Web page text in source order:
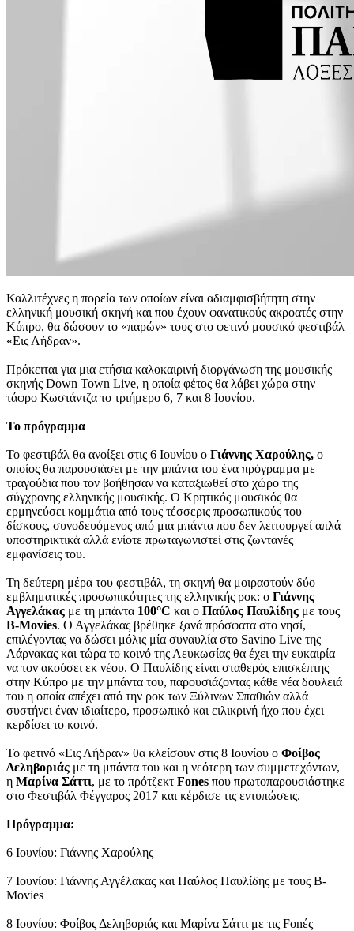
Καλλιτέχνες η πορεία των οποίων είναι αδιαμφισβήτητη στην
ελληνική μουσική σκηνή και που έχουν φανατικούς ακροατές στην
Κύπρο, θα δώσουν το «παρών» τους στο φετινό μουσικό φεστιβάλ
«Εις Λήδραν».
Πρόκειται για μια ετήσια καλοκαιρινή διοργάνωση της μουσικής
σκηνής Down Town Live, η οποία φέτος θα λάβει χώρα στην
τάφρο Κωστάντζα το τριήμερο 6, 7 και 8 Ιουνίου.
Το πρόγραμμα
Το φεστιβάλ θα ανοίξει στις 6 Ιουνίου ο Γιάννης Χαρούλης, ο
οποίος θα παρουσιάσει με την μπάντα του ένα πρόγραμμα με
τραγούδια που τον βοήθησαν να καταξιωθεί στο χώρο της
σύγχρονης ελληνικής μουσικής. Ο Κρητικός μουσικός θα
ερμηνεύσει κομμάτια από τους τέσσερις προσωπικούς του
δίσκους, συνοδευόμενος από μια μπάντα που δεν λειτουργεί απλά
υποστηρικτικά αλλά ενίοτε πρωταγωνιστεί στις ζωντανές
εμφανίσεις του.
Τη δεύτερη μέρα του φεστιβάλ, τη σκηνή θα μοιραστούν δύο
εμβληματικές προσωπικότητες της ελληνικής ροκ: ο Γιάννης
Αγγελάκας με τη μπάντα 100°C και ο Παύλος Παυλίδης με τους
B-Movies. Ο Αγγελάκας βρέθηκε ξανά πρόσφατα στο νησί,
επιλέγοντας να δώσει μόλις μία συναυλία στο Savino Live της
Λάρνακας και τώρα το κοινό της Λευκωσίας θα έχει την ευκαιρία
να τον ακούσει εκ νέου. Ο Παυλίδης είναι σταθερός επισκέπτης
στην Κύπρο με την μπάντα του, παρουσιάζοντας κάθε νέα δουλειά
του η οποία απέχει από την ροκ των Ξύλινων Σπαθιών αλλά
συστήνει έναν ιδιαίτερο, προσωπικό και ειλικρινή ήχο που έχει
κερδίσει το κοινό.
Το φετινό «Εις Λήδραν» θα κλείσουν στις 8 Ιουνίου ο Φοίβος
Δεληβοριάς με τη μπάντα του και η νεότερη των συμμετεχόντων,
η Μαρίνα Σάττι, με το πρότζεκτ Fones που πρωτοπαρουσιάστηκε
στο Φεστιβάλ Φέγγαρος 2017 και κέρδισε τις εντυπώσεις.
Πρόγραμμα:
6 Ιουνίου: Γιάννης Χαρούλης
7 Ιουνίου: Γιάννης Αγγέλακας και Παύλος Παυλίδης με τους B-
Movies
8 Ιουνίου: Φοίβος Δεληβοριάς και Μαρίνα Σάττι με τις Fonές